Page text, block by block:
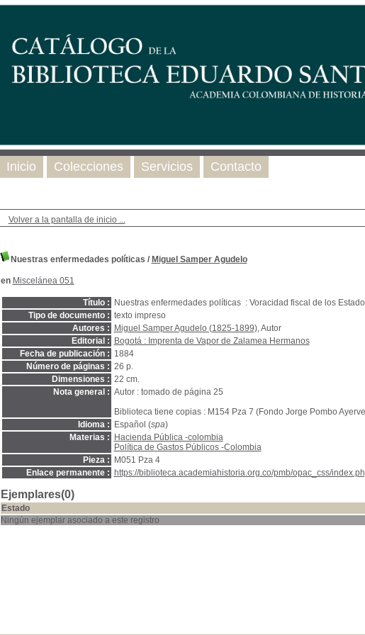
Volver a la pantalla de inicio ...
Nuestras enfermedades políticas / Miguel Samper Agudelo
en Miscelánea 051
Título :
Nuestras enfermedades políticas : Voracidad fiscal de los
Tipo de documento : texto impreso
Autores :
Miguel Samper Agudelo (1825-1899), Autor
Editorial :
Bogotá : Imprenta de Vapor de Zalamea Hermanos
Fecha de publicación : 1884
Número de páginas : 26 p.
Dimensiones : 22 cm.
Nota general : Autor : tomado de página 25
Biblioteca tiene copias : M154 Pza 7 (Fondo Jorge Pombo
Idioma :
Español (spa)
Materias :
Hacienda Pública -colombia
Política de Gastos Públicos -Colombia
Pieza :
M051 Pza 4
Enlace permanente :
https://biblioteca.academiahistoria.org.co/pmb/opac_css/
Ejemplares(0)
Estado
Ningún ejemplar asociado a este registro
Inicio Colecciones Servicios Contacto